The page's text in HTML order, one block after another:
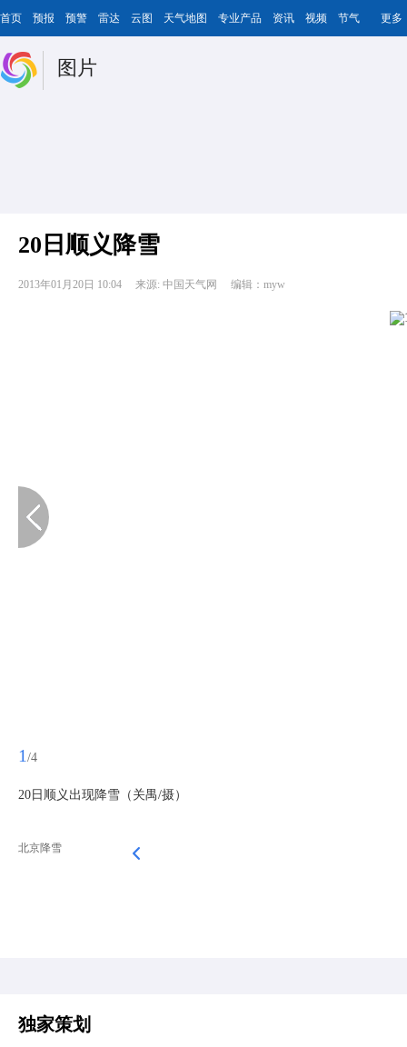
首页 预报 预警 雷达 云图 天气地图 专业产品 资讯 视频 节气 更多
图片
20日顺义降雪
2013年01月20日 10:04 来源: 中国天气网 编辑：myw
1 /4
20日顺义出现降雪（关禺/摄）
北京降雪
独家策划